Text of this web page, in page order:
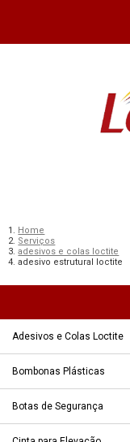
Home
Serviços
adesivos e colas loctite
adesivo estrutural loctite
Adesivos e Colas Loctite
Bombonas Plásticas
Botas de Segurança